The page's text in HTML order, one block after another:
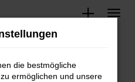
Fahrzeugsuche
die bestmögliche
ermöglichen und unsere